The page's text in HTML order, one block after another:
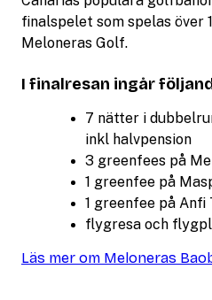
finalspelet som spelas över
Meloneras Golf.
I finalresan ingår
7 nätter i
inkl halvpension
3 greenfees på
1 greenfee på
1 greenfee på Anfi
flygresa och
Läs mer om Meloneras